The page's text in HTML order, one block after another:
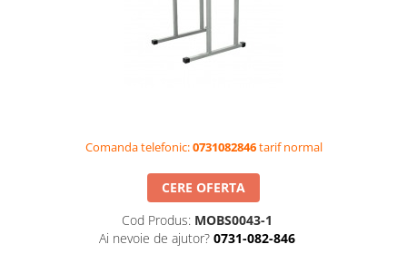
Videoproiectoare
Videoconferinta si Colaborare
Camere Videoconferinta
Comanda telefonic:0731082846tarif normal
CERE OFERTA
Cod Produs: MOBS0043-1
Ai nevoie de ajutor? 0731-082-846